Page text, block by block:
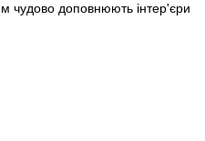
чудово доповнюють інтер'єри